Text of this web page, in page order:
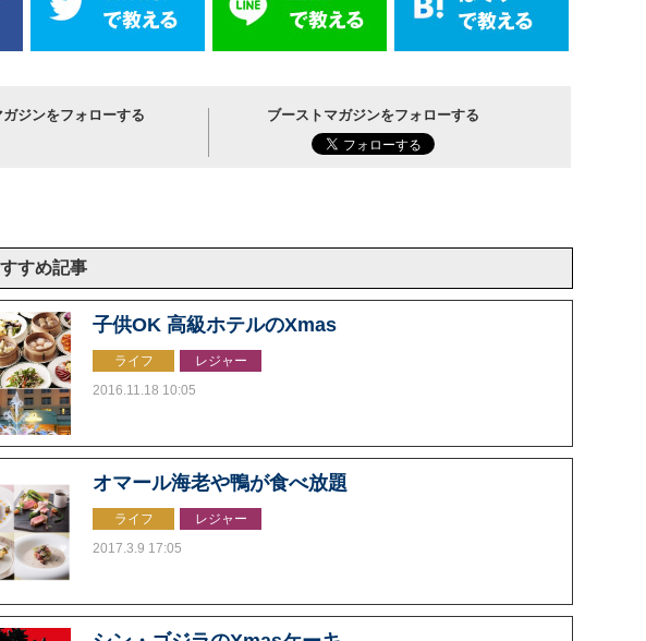
ジンをフォローする ブーストマガジンをフォローする
すめ記事
子供OK 高級ホテルのXmas
ライフ
レジャー
2016.11.18 10:05
オマール海老や鴨が食べ放題
ライフ
レジャー
2017.3.9 17:05